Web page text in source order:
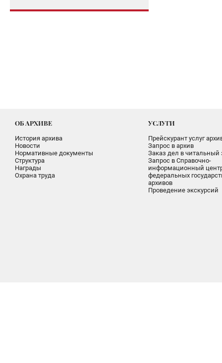
ОБ АРХИВЕ
История архива
Новости
Нормативные документы
Структура
Награды
Охрана труда
УСЛУГИ
Прейскурант услуг
Запрос в архив
Заказ дел в читальный
Запрос в Справочно-
информационный
федеральных
архивов
Проведение экскурсий